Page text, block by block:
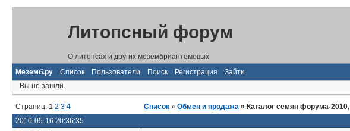
Литопсный форум
О литопсах и других мезембриантемовых
Меземб.ру
Список Пользователи Поиск Регистрация
Зайти
Вы не зашли.
Страниц: 1 2 3 4 Список » Обмен и продажа » Каталог семян форума-2010,
2010-05-16 20:36:35